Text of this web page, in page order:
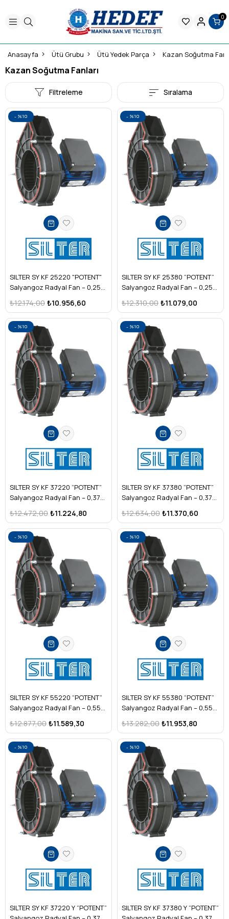
0
Anasayfa Ütü Grubu Ütü Yedek Parça Kazan Soğutma
Kazan Soğutma Fanları
Filtreleme Sıralama
SILTER SY KF 25220 "POTENT"
Salyangoz Radyal Fan – 0,25
₺10.956,60
₺12.174,00
%10
SILTER SY KF 25380 “POTENT”
Salyangoz Radyal Fan – 0,25
₺11.079,00
₺12.310,00
%10
SILTER SY KF 37220 “POTENT”
Salyangoz Radyal Fan – 0,37
₺11.224,80
₺12.472,00
%10
SILTER SY KF 37380 “POTENT”
Salyangoz Radyal Fan – 0,37
₺11.370,60
₺12.634,00
%10
SILTER SY KF 55220 “POTENT”
Salyangoz Radyal Fan – 0,55
₺11.589,30
₺12.877,00
%10
SILTER SY KF 55380 “POTENT”
Salyangoz Radyal Fan – 0,55
₺11.953,80
₺13.282,00
%10
SILTER SY KF 37220 Y “POTENT”
%10
SILTER SY KF 37380 Y “POTENT”
%10